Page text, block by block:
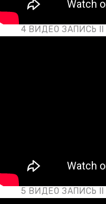
4 ВИДЕО ЗАПИСЬ
5 ВИДЕО ЗАПИСЬ